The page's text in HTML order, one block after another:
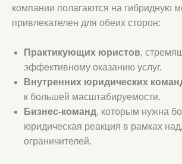
компании полагаются на гибридную
привлекателен для обеих сторон:
Практикующих юристов,
эффективному оказанию услуг.
Внутренних юридических
к большей масштабируемости.
Бизнес-команд, которым нужна
юридическая реакция в рамках
ограничителей.